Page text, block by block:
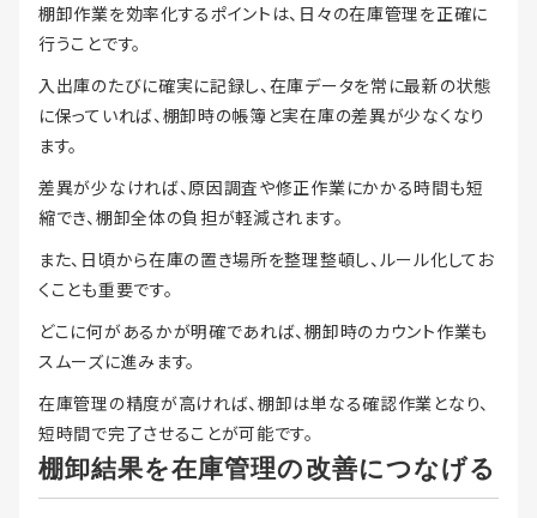
棚卸作業を効率化するポイントは、日々の在庫管理を正確に
行うことです。
入出庫のたびに確実に記録し、在庫データを常に最新の状態
に保っていれば、棚卸時の帳簿と実在庫の差異が少なくなり
ます。
差異が少なければ、原因調査や修正作業にかかる時間も短
縮でき、棚卸全体の負担が軽減されます。
また、日頃から在庫の置き場所を整理整頓し、ルール化してお
くことも重要です。
どこに何があるかが明確であれば、棚卸時のカウント作業も
スムーズに進みます。
在庫管理の精度が高ければ、棚卸は単なる確認作業となり、
短時間で完了させることが可能です。
棚卸結果を在庫管理の改善につなげる